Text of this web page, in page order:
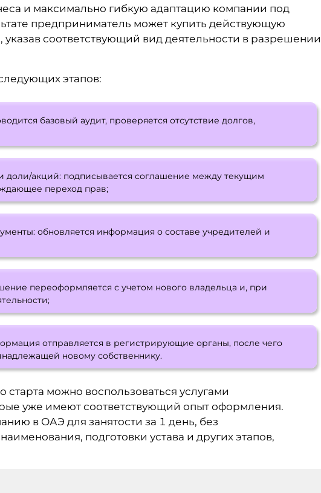
и максимально гибкую адаптацию компании под
предприниматель может купить действующую
соответствующий вид деятельности в разрешении
этапов:
базовый аудит, проверяется отсутствие долгов,
доли/акций: подписывается соглашение между текущим
переход прав;
обновляется информация о составе учредителей и
переоформляется с учетом нового владельца и, при
отправляется в регистрирующие органы, после чего
новому собственнику.
старта можно воспользоваться услугами
уже имеют соответствующий опыт оформления.
в ОАЭ для занятости за 1 день, без
подготовки устава и других этапов,